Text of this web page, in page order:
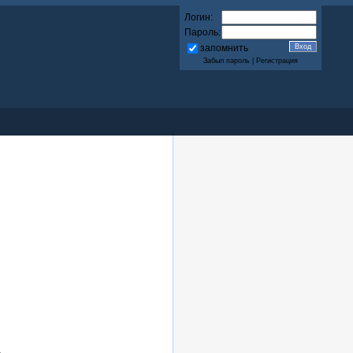
Логин:
Пароль:
запомнить
Забыл пароль Регистрация